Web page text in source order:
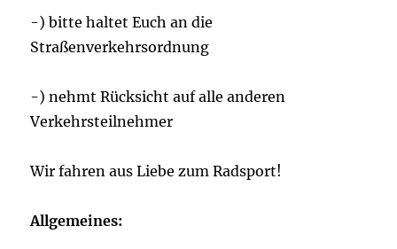
-) bitte haltet Euch an die
Straßenverkehrsordnung
-) nehmt Rücksicht auf alle anderen
Verkehrsteilnehmer
Wir fahren aus Liebe zum Radsport!
Allgemeines: